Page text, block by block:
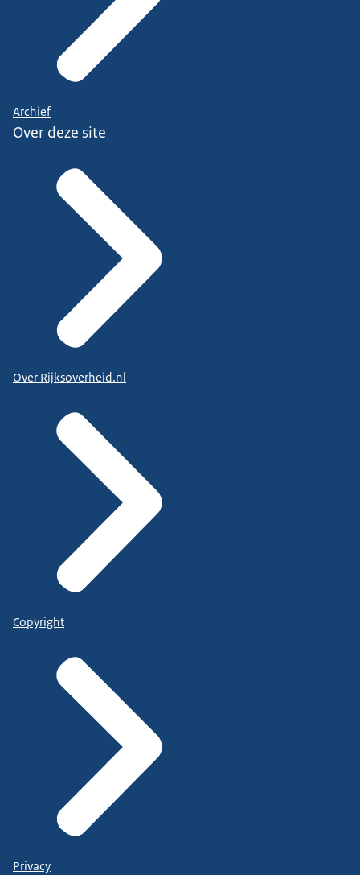
Archief
Over deze site
Over Rijksoverheid.nl
Copyright
Privacy